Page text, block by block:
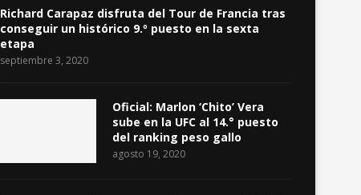
Richard Carapaz disfruta del Tour de Francia tras
conseguir un histórico 9.º puesto en la sexta
etapa
septiembre 3, 2020
Oficial: Marlon ‘Chito’ Vera
sube en la UFC al 14.° puesto
del ranking peso gallo
agosto 19, 2020